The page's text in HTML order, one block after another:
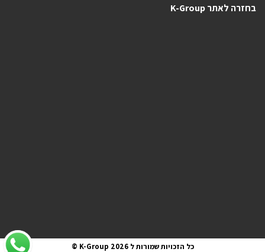
בחזרה לאתר K-Group
כל הזכויות שמורות ל K-Group 2026 ©